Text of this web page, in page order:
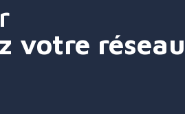
votre réseau